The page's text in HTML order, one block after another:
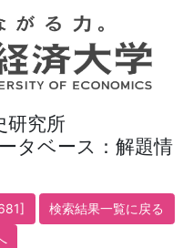
研究所
タベース：解題情
検索結果一覧に戻る